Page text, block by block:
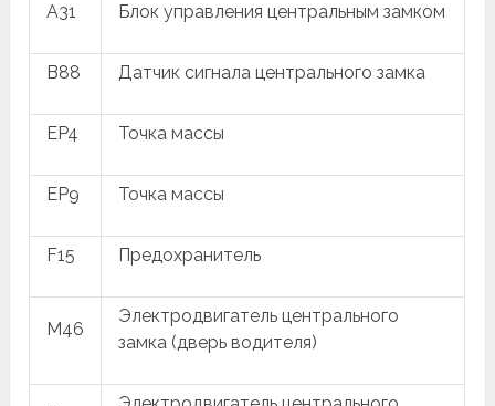
A31 Блок управления центральным замком
B88 Датчик сигнала центрального замка
EP4 Точка массы
EP9 Точка массы
F15 Предохранитель
M46
Электродвигатель центрального
замка (дверь водителя)